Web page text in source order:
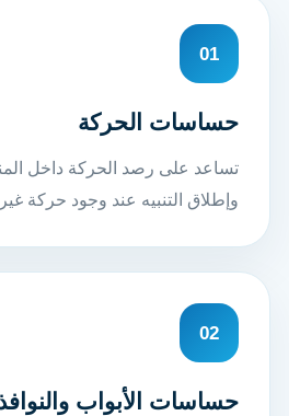
01
حساسات الحركة
تساعد على رصد الحركة داخل
وإطلاق التنبيه عند وجود حركة
02
حساسات الأبواب